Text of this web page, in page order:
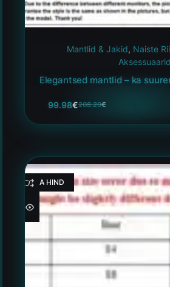
Mantlid & Jakid, Naiste
Aksessuaarid
Elegantsed mantlid – ka
208.29€
99.98€
HEA HIND